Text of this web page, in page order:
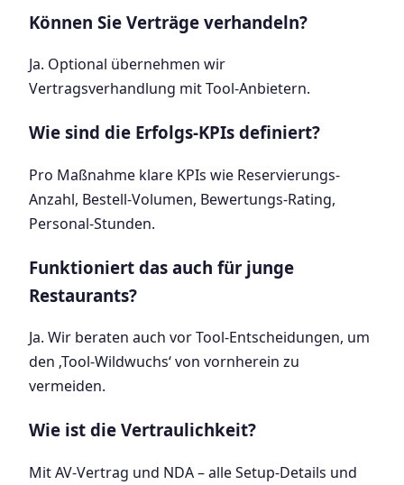
Können Sie Verträge verhandeln?
Ja. Optional übernehmen wir
Vertragsverhandlung mit Tool-Anbietern.
Wie sind die Erfolgs-KPIs definiert?
Pro Maßnahme klare KPIs wie Reservierungs-
Anzahl, Bestell-Volumen, Bewertungs-Rating,
Personal-Stunden.
Funktioniert das auch für junge
Restaurants?
Ja. Wir beraten auch vor Tool-Entscheidungen, um
den ‚Tool-Wildwuchs‘ von vornherein zu
vermeiden.
Wie ist die Vertraulichkeit?
Mit AV-Vertrag und NDA – alle Setup-Details und